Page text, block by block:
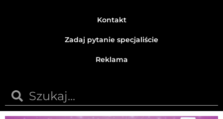
Kontakt
Zadaj pytanie specjaliście
Reklama